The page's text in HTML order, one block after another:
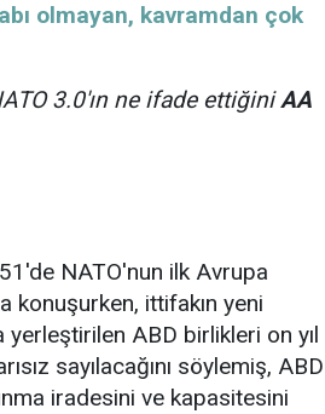
olmayan, kavramdan çok
3.0'ın ne ifade ettiğiniAA
NATO'nun ilk Avrupa
konuşurken, ittifakın yeni
yerleştirilen ABD birlikleri on yıl
sayılacağını söylemiş, ABD
iradesini ve kapasitesini